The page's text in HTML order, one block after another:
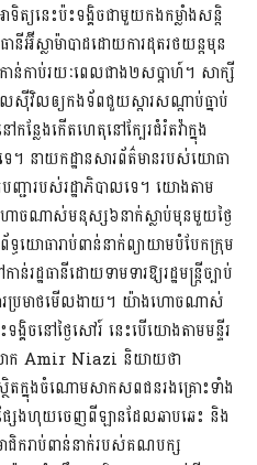
ត្យនេះប៉ះទង្គិចជាមួយកងកម្លាំងសន្តិ
ានីអ៊ីស្លាម៉ាបាដដោយការដុតរថយន្តមុន
ន់កាប់រយៈពេលជាង២សប្តាហ៍។ សាក្សី
ាលស៊ីវិលឲ្យកងទ័ពជួយស្តារសណ្តាប់ធ្នាប់
លែងកើតហេតុនៅក្បែរជំរំតវ៉ាក្នុង
។ នាយកដ្ឋានសារព័ត៌មានរបស់យោធា
ជារបស់រដ្ឋាភិបាលទេ។ យោងតាម
ហោចណាស់មនុស្ស៦នាក់ស្លាប់មុនមួយថ្ងៃ
ោធារាប់ពាន់នាក់ព្យាយាមបំបែកក្រុម
ដ្ឋធានីដោយទាមទារឱ្យរដ្ឋមន្ត្រីច្បាប់
ប្រមាថមើលងាយ។ យ៉ាងហោចណាស់
គិចនៅថ្ងៃសៅរ៍ នេះបើយោងតាមមន្ទីរ
ោក Amir Niazi និយាយថា
តក្នុងចំណោមសាកសពជនរងគ្រោះទាំង
ផ្សែងហុយចេញពីឡានដែលឆាបឆេះ និង
ជិករាប់ពាន់នាក់របស់គណបក្ស